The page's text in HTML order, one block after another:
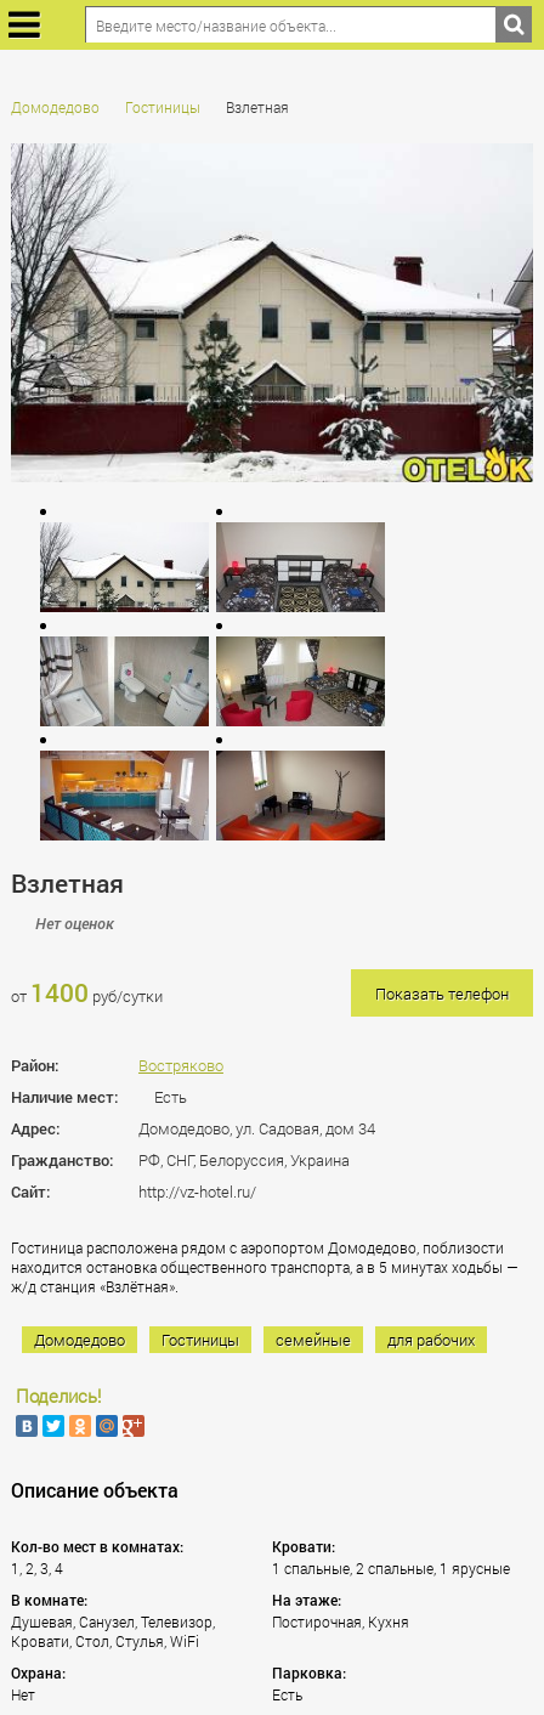
Домодедово Гостиницы Взлетная
Взлетная
Нет оценок
от 1400 руб/сутки Показать телефон
Район:
Востряково
Наличие мест:
Есть
Адрес:
Домодедово, ул. Садовая, дом 34
Гражданство:
РФ, СНГ, Белоруссия, Украина
Сайт:
http://vz-hotel.ru/
Гостиница расположена рядом с аэропортом Домодедово, поблизости
находится остановка общественного транспорта, а в 5 минутах ходьбы —
ж/д станция «Взлётная».
Домодедово Гостиницы семейные для рабочих
Поделись!
Описание объекта
Кол-во мест в комнатах:
1, 2, 3, 4
Кровати:
1 спальные, 2 спальные, 1 ярусные
В комнате:
Душевая, Санузел, Телевизор,
Кровати, Стол, Стулья, WiFi
На этаже:
Постирочная, Кухня
Охрана:
Нет
Парковка:
Есть